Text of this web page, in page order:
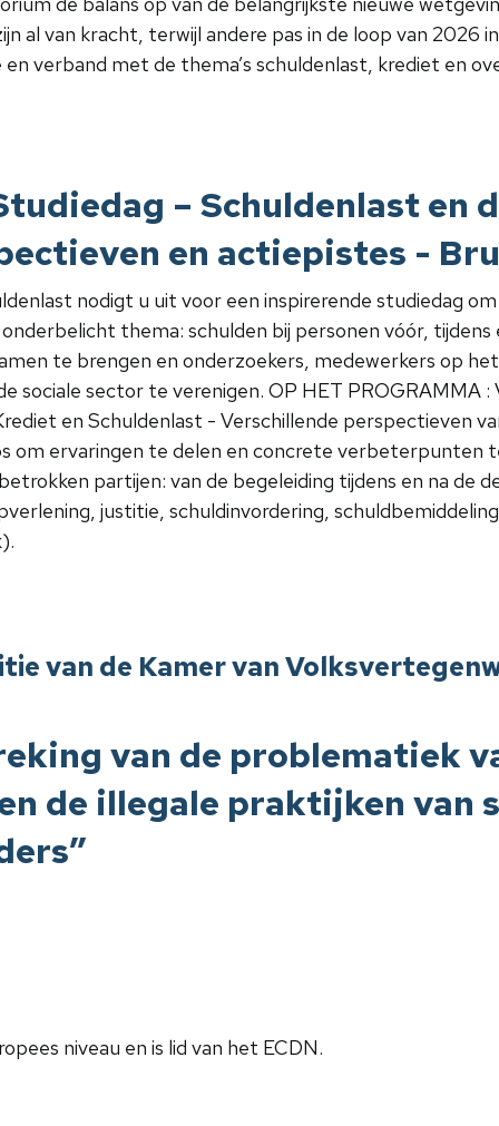
al van kracht, terwijl andere pas in de loop van 2026
verband met de thema’s schuldenlast, krediet en
– Schuldenlast en
en actiepistes -
nodigt u uit voor een inspirerende studiedag
thema: schulden bij personen vóór,
te brengen en onderzoekers, medewerkers op
sociale sector te verenigen. OP HET PROGRAMMA
en Schuldenlast - Verschillende perspectieven
om ervaringen te delen en concrete verbeterpunten
partijen: van de begeleiding tijdens en na de
justitie, schuldinvordering,
van de Kamer van
van de problematiek
de illegale praktijken van
niveau en is lid van het ECDN.